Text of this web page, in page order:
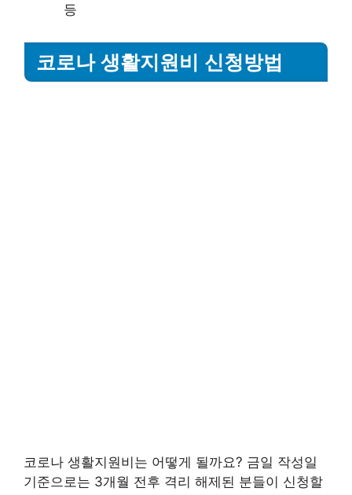
등
코로나 생활지원비 신청방법
코로나 생활지원비는 어떻게 될까요? 금일 작성일
기준으로는 3개월 전후 격리 해제된 분들이 신청할